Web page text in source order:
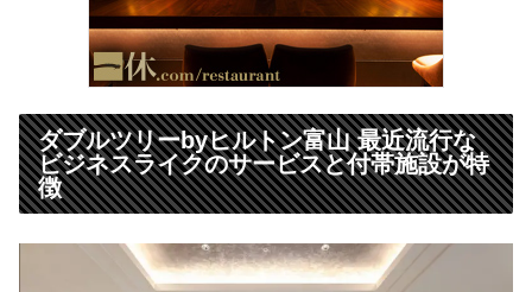
ダブルツリーbyヒルトン富山 最近流行な
ビジネスライクのサービスと付帯施設が特
徴